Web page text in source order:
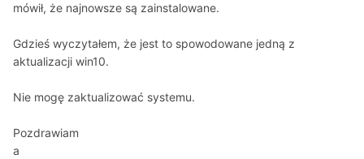
mówił, że najnowsze są zainstalowane.
Gdzieś wyczytałem, że jest to spowodowane jedną z
aktualizacji win10.
Nie mogę zaktualizować systemu.
Pozdrawiam
a